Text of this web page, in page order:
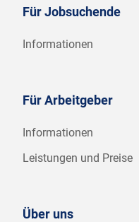
Für Jobsuchende
Informationen
Für Arbeitgeber
Informationen
Leistungen und Preise
Über uns